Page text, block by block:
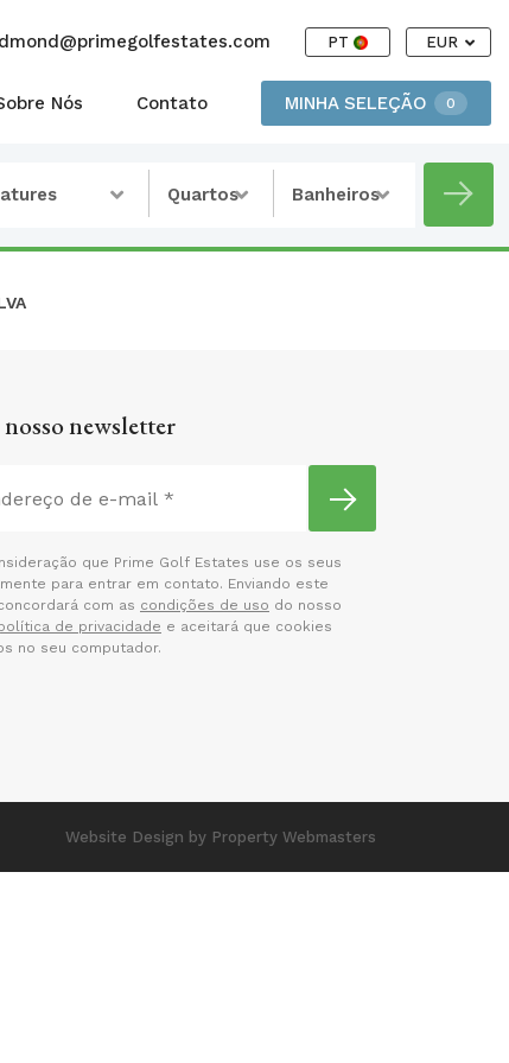
PT EUR
Nós Contato MINHA SELEÇÃO 0
Quartos Banheiros
newsletter
que Prime Golf Estates use os seus
para entrar em contato. Enviando este
com as condições de uso do nosso
de privacidade e aceitará que cookies
no seu computador.
Website Design by Property Webmasters